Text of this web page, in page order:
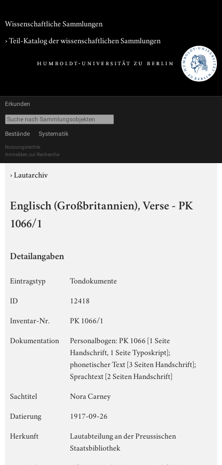
Wissenschaftliche Sammlungen
› Teil-Katalog der wissenschaftlichen Sammlungen
Erkunden
Bestände Systematik
Nutzungsrechte
Anmelden zur Recherche
›Lautarchiv
Englisch (Großbritannien), Verse - PK
1066/1
Detailangaben
Eintragstyp
Tondokumente
ID
12418
Inventar-Nr.
PK 1066/1
Dokumentation
Personalbogen: PK 1066 [1 Seite
Handschrift, 1 Seite Typoskript];
phonetischer Text [3 Seiten Handschrift];
Sprachtext [2 Seiten Handschrift]
Sachtitel
Nora Carney
Datierung
1917-09-26
Herkunft
Lautabteilung an der Preussischen
Staatsbibliothek